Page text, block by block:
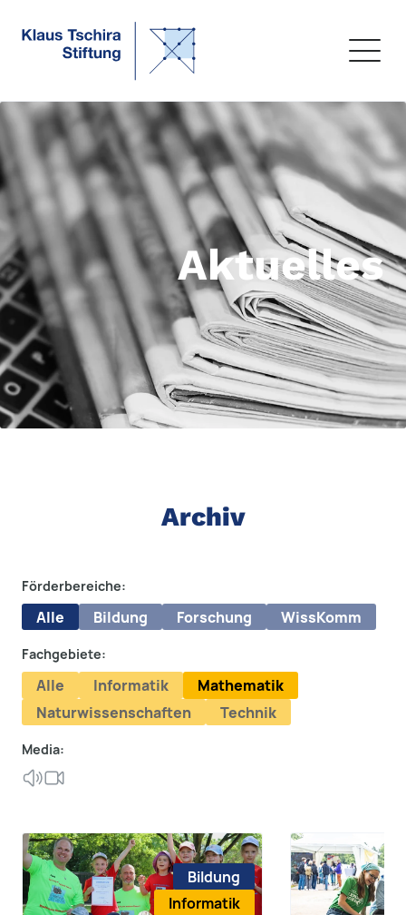
Aktuelles
Archiv
Förderbereiche:
Alle Bildung Forschung WissKomm
Fachgebiete:
Alle Informatik
Mathematik
Naturwissenschaften
Technik
Media:
Bildung
Informatik